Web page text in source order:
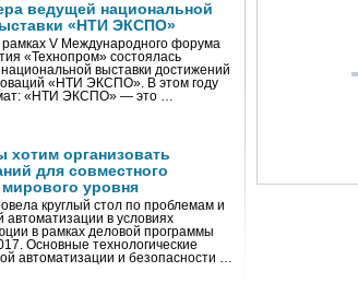
ведущей национальной
«НТИ ЭКСПО»
V Международного форума
«Технопром» состоялась
выставки достижений
«НТИ ЭКСПО». В этом году
«НТИ ЭКСПО» — это …
организовать
для совместного
мирового уровня
круглый стол по проблемам и
в условиях
в рамках деловой программы
Основные технологические
автоматизации и безопасности …